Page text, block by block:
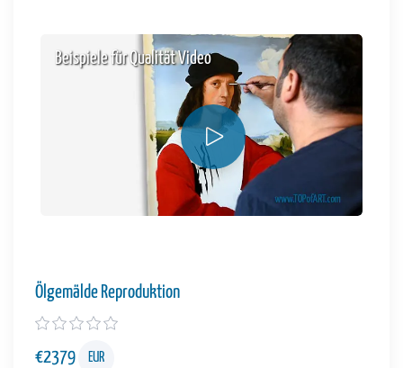
Beispiele für Qualität Video
Ölgemälde Reproduktion
€2379 EUR